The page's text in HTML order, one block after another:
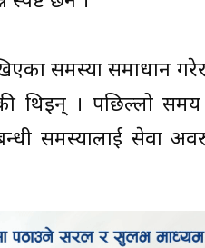
समस्या समाधान
थिइन् । पछिल्लो समय
समस्यालाई सेवा